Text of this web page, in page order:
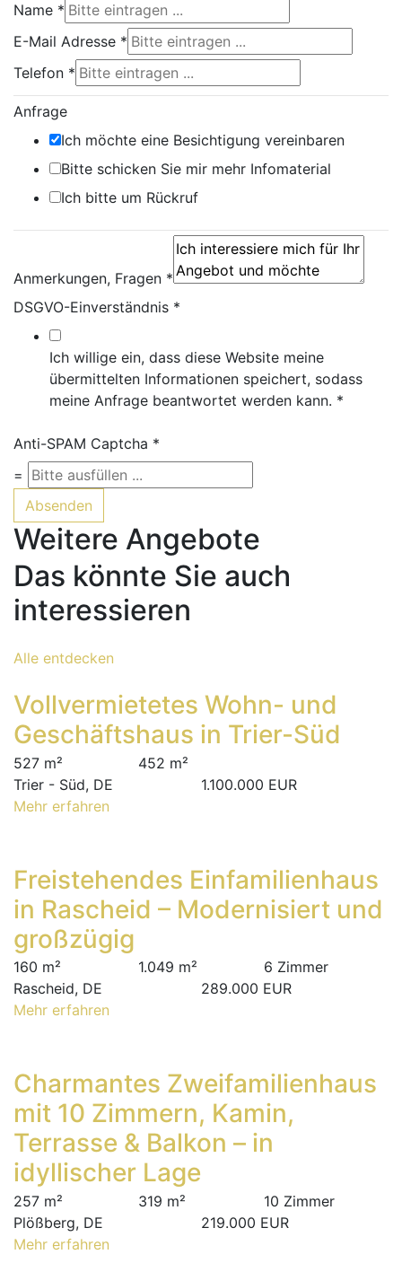
Name *
E-Mail Adresse *
Telefon *
Anfrage
Ich möchte eine Besichtigung vereinbaren
Bitte schicken Sie mir mehr Infomaterial
Ich bitte um Rückruf
Anmerkungen, Fragen *
DSGVO-Einverständnis *
Ich willige ein, dass diese Website meine
übermittelten Informationen speichert, sodass
meine Anfrage beantwortet werden kann. *
Anti-SPAM Captcha *
=
Absenden
Weitere Angebote
Das könnte Sie auch
interessieren
Alle entdecken
Vollvermietetes Wohn- und
Geschäftshaus in Trier-Süd
527 m²
452 m²
Trier - Süd, DE
1.100.000 EUR
Mehr erfahren
Freistehendes Einfamilienhaus
in Rascheid – Modernisiert und
großzügig
160 m² 1.049 m²
6 Zimmer
Rascheid, DE
289.000 EUR
Mehr erfahren
Charmantes Zweifamilienhaus
mit 10 Zimmern, Kamin,
Terrasse & Balkon – in
idyllischer Lage
257 m² 319 m²
10 Zimmer
Plößberg, DE
219.000 EUR
Mehr erfahren